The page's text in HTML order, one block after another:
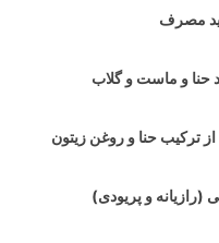
مصرف
حنا و ماست و گلاب
از ترکیب حنا و روغن زیتون
و پریودی)